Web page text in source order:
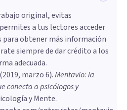
original, evitas
a tus lectores acceder
para obtener más información
siempre de dar crédito a los
adecuada.
2019, marzo 6).Mentavio: la
conecta a psicólogos y
y Mente.